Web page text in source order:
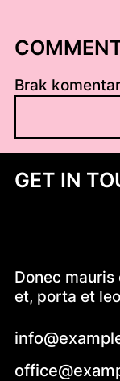
Brak
u
a
GET IN
Donec
et, porta et